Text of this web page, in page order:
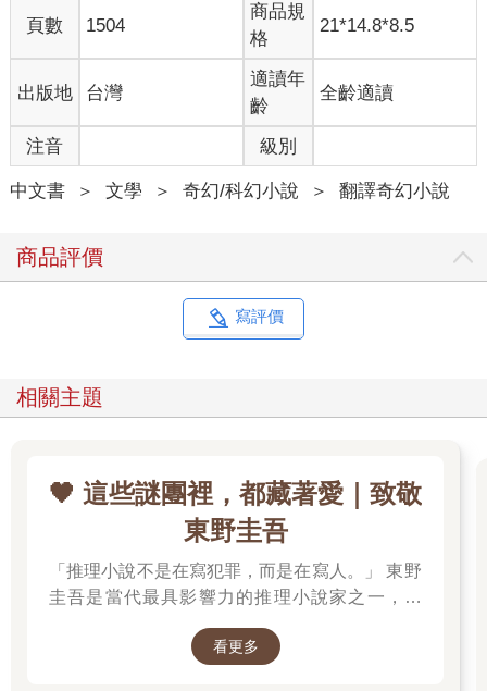
頁數 1504
商品規
格
21*14.8*8.5
出版地 台灣
適讀年
齡
全齡適讀
注音 級別
中文書 ＞ 文學 ＞ 奇幻/科幻小說 ＞ 翻譯奇幻小說
商品評價
寫評價
相關主題
🖤 這些謎團裡，都藏著愛｜致敬
東野圭吾
「推理小說不是在寫犯罪，而是在寫人。」 東野
圭吾是當代最具影響力的推理小說家之一，自
年間創作超過百部作品，留下《白夜行》、《嫌
看更多